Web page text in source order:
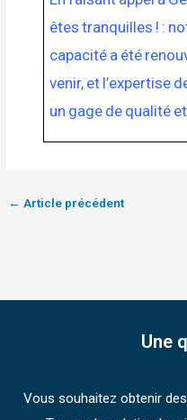
êtes tranquilles ! :
capacitéa été
venir, et l’expertise
un gage de qualité
← Article précédent
Une
Vous souhaitez obtenir